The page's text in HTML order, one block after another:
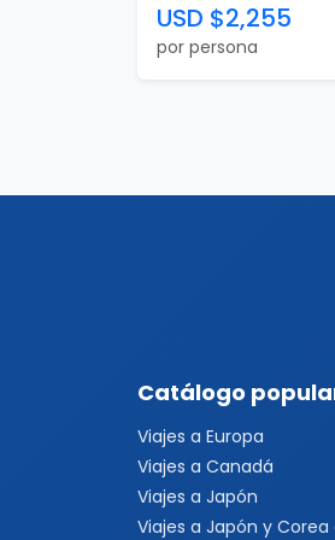
USD $2,255
por persona
Catálogo
Viajes a Europa
Viajes a Canadá
Viajes a Japón
Viajes a Japón y Corea